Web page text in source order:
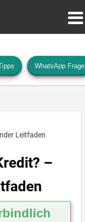
WhatsApp Frage
Leitfaden
–